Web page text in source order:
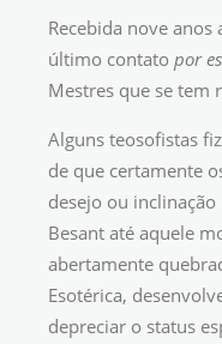
Recebida nove anos
último contato por
Mestres que se tem
Alguns teosofistas
de que certamente
desejo ou
Besant até aquele
abertamente
Esotérica,
depreciar o status